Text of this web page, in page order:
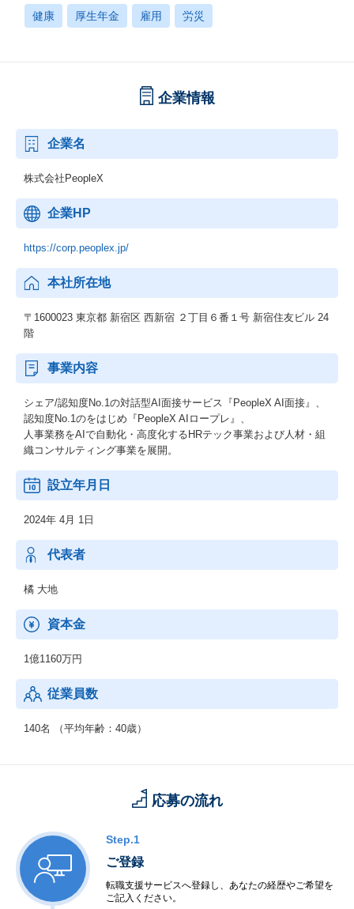
健康 厚生年金 雇用 労災
企業情報
企業名
株式会社PeopleX
企業HP
https://corp.peoplex.jp/
本社所在地
〒1600023 東京都 新宿区 西新宿 ２丁目６番１号 新宿住友ビル 24
階
事業内容
シェア/認知度No.1の対話型AI面接サービス『PeopleX AI面接』、
認知度No.1のをはじめ『PeopleX AIロープレ』、
人事業務をAIで自動化・高度化するHRテック事業および人材・組
織コンサルティング事業を展開。
設立年月日
2024年 4月 1日
代表者
橘 大地
資本金
1億1160万円
従業員数
140名 （平均年齢：40歳）
応募の流れ
Step.1
ご登録
転職支援サービスへ登録し、あなたの経歴やご希望を
ご記入ください。